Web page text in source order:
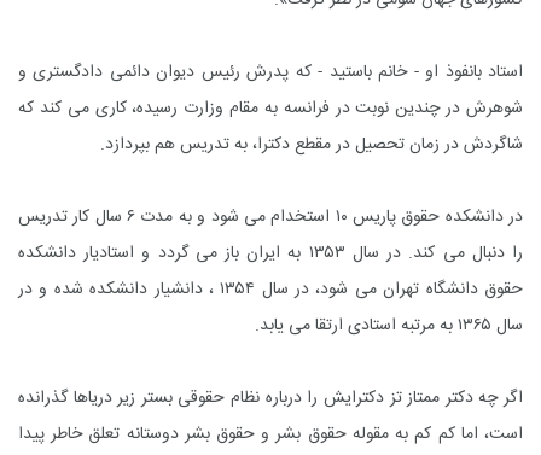
استاد بانفوذ او - خانم باستید - که پدرش رئیس دیوان دائمى دادگسترى و
شوهرش در چندین نوبت در فرانسه به مقام وزارت رسیده، کارى مى کند که
شاگردش در زمان تحصیل در مقطع دکترا، به تدریس هم بپردازد.
در دانشکده حقوق پاریس ۱۰ استخدام مى شود و به مدت ۶ سال کار تدریس
را دنبال مى کند. در سال ۱۳۵۳ به ایران باز مى گردد و استادیار دانشکده
حقوق دانشگاه تهران مى شود، در سال ۱۳۵۴ ، دانشیار دانشکده شده و در
سال ۱۳۶۵ به مرتبه استادى ارتقا مى یابد.
اگر چه دکتر ممتاز تز دکترایش را درباره نظام حقوقى بستر زیر دریاها گذرانده
است، اما کم کم به مقوله حقوق بشر و حقوق بشر دوستانه تعلق خاطر پیدا